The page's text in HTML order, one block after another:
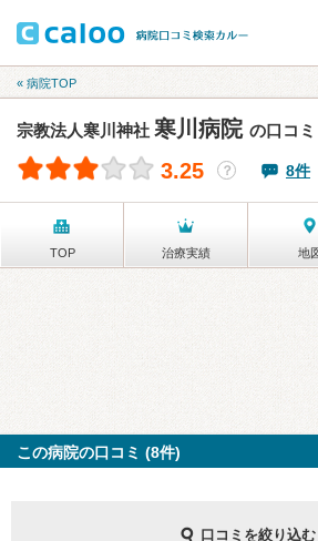
« 病院TOP
宗教法人寒川神社 寒川病院 の口コミ
3.25 ？ 8件
TOP 治療実績 地
この病院の口コミ (8件)
口コミを絞り込む